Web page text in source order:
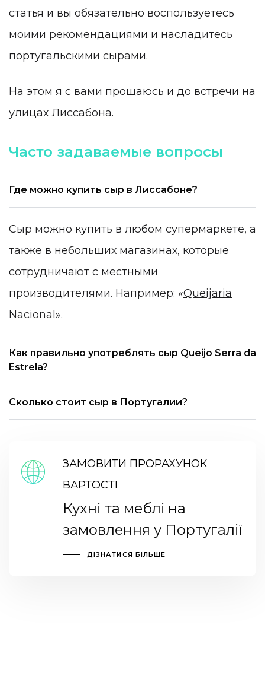
статья и вы обязательно воспользуетесь
моими рекомендациями и насладитесь
португальскими сырами.
На этом я с вами прощаюсь и до встречи на
улицах Лиссабона.
Часто задаваемые вопросы
Где можно купить сыр в Лиссабоне?
Сыр можно купить в любом супермаркете, а
также в небольших магазинах, которые
сотрудничают с местными
производителями. Например: «Queijaria
Nacional ».
Как правильно употреблять сыр Queijo Serra da
Estrela?
Сколько стоит сыр в Португалии?
ЗАМОВИТИ ПРОРАХУНОК
ВАРТОСТІ
Кухні та меблі на
замовлення у Португалії
ДІЗНАТИСЯ БІЛЬШЕ